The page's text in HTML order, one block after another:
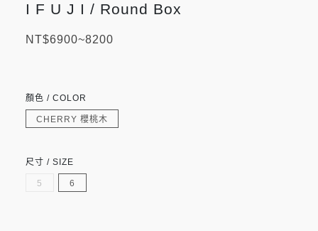
I F U J I / Round Box
NT$6900~8200
顏色 / COLOR
CHERRY 櫻桃木
尺寸 / SIZE
5 6